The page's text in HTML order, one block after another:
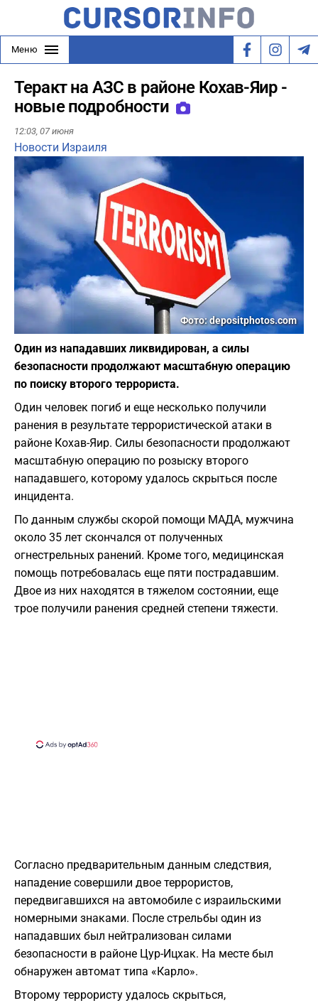
Меню
Теракт на АЗС в районе Кохав-Яир -
новые подробности
12:03, 07 июня
Новости Израиля
Фото: depositphotos.com
Один из нападавших ликвидирован, а силы
безопасности продолжают масштабную операцию
по поиску второго террориста.
Один человек погиб и еще несколько получили
ранения в результате террористической атаки в
районе Кохав-Яир. Силы безопасности продолжают
масштабную операцию по розыску второго
нападавшего, которому удалось скрыться после
инцидента.
По данным службы скорой помощи МАДА, мужчина
около 35 лет скончался от полученных
огнестрельных ранений. Кроме того, медицинская
помощь потребовалась еще пяти пострадавшим.
Двое из них находятся в тяжелом состоянии, еще
трое получили ранения средней степени тяжести.
Согласно предварительным данным следствия,
нападение совершили двое террористов,
передвигавшихся на автомобиле с израильскими
номерными знаками. После стрельбы один из
нападавших был нейтрализован силами
безопасности в районе Цур-Ицхак. На месте был
обнаружен автомат типа «Карло».
Второму террористу удалось скрыться,